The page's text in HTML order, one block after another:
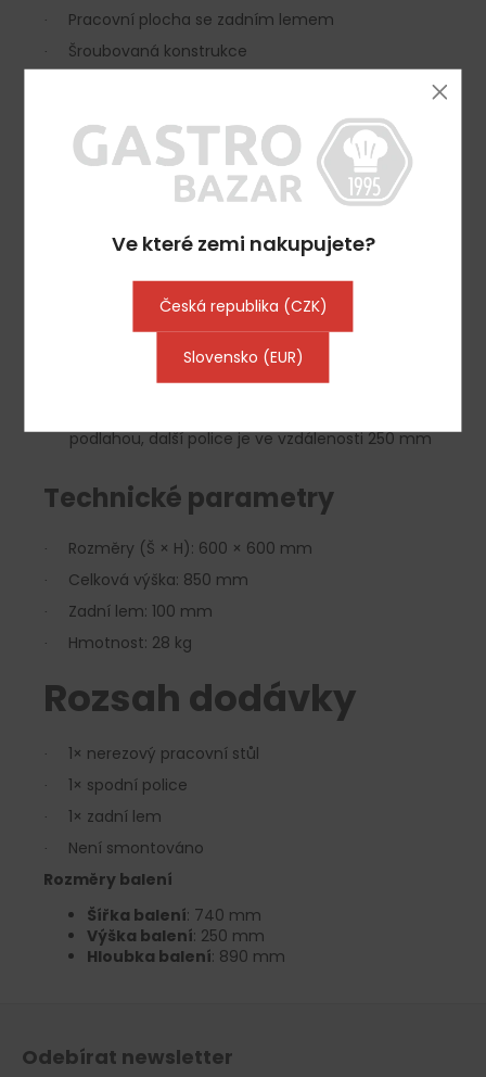
· Pracovní plocha se zadním lemem
· Šroubovaná konstrukce
Vyrobeno z kvalitní nerezové oceli
Povrch určený pro rychlé a snadné hygienické
Pracovní deska vyztužena MDF deskou
Nohy z čtvercového profilu
Výškově nastavitelné nohy 30 mm až 55 mm
podlahou, další police je ve vzdálenosti 250 mm
Technické parametry
· Rozměry (Š × H): 600 × 600 mm
· Celková výška: 850 mm
· Zadní lem: 100 mm
· Hmotnost: 28 kg
Rozsah dodávky
· 1× nerezový pracovní stůl
· 1× spodní police
· 1× zadní lem
·
Není smontováno
Rozměry balení
Šířka balení: 740 mm
Výška balení: 250 mm
Hloubka balení: 890 mm
Odebírat newsletter
Ve které zemi nakupujete?
Česká republika (CZK)
Slovensko (EUR)